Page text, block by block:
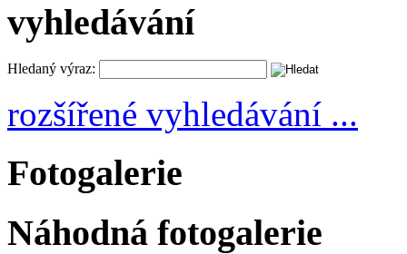
vyhledávání
Hledaný výraz:
rozšířené vyhledávání ...
Fotogalerie
Náhodná fotogalerie